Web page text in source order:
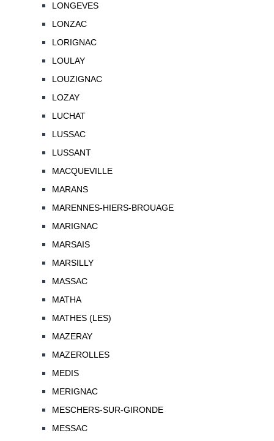
LONGEVES
LONZAC
LORIGNAC
LOULAY
LOUZIGNAC
LOZAY
LUCHAT
LUSSAC
LUSSANT
MACQUEVILLE
MARANS
MARENNES-HIERS-BROUAGE
MARIGNAC
MARSAIS
MARSILLY
MASSAC
MATHA
MATHES (LES)
MAZERAY
MAZEROLLES
MEDIS
MERIGNAC
MESCHERS-SUR-GIRONDE
MESSAC